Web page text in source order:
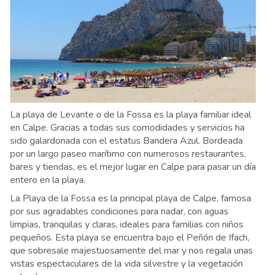
La playa de Levante o de la Fossa es la playa familiar ideal
en Calpe. Gracias a todas sus comodidades y servicios ha
sido galardonada con el estatus Bandera Azul. Bordeada
por un largo paseo marítimo con numerosos restaurantes,
bares y tiendas, es el mejor lugar en Calpe para pasar un día
entero en la playa.
La Playa de la Fossa es la principal playa de Calpe, famosa
por sus agradables condiciones para nadar, con aguas
limpias, tranquilas y claras, ideales para familias con niños
pequeños. Esta playa se encuentra bajo el Peñón de Ifach,
que sobresale majestuosamente del mar y nos regala unas
vistas espectaculares de la vida silvestre y la vegetación